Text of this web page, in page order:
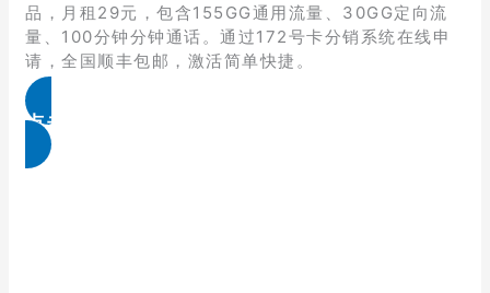
品，月租29元，包含155GG通用流量、30GG定向流
量、100分钟分钟通话。通过172号卡分销系统在线申
请，全国顺丰包邮，激活简单快捷。
点击免费领取